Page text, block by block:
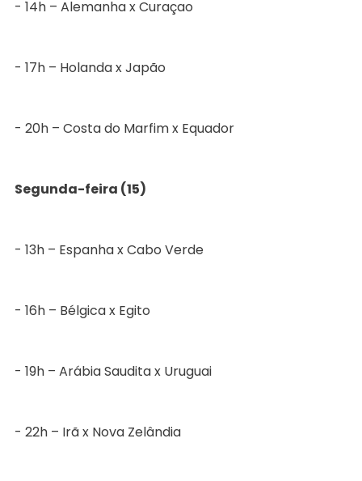
- 14h – Alemanha x Curaçao
- 17h – Holanda x Japão
- 20h – Costa do Marfim x Equador
Segunda-feira (15)
- 13h – Espanha x Cabo Verde
- 16h – Bélgica x Egito
- 19h – Arábia Saudita x Uruguai
- 22h – Irã x Nova Zelândia